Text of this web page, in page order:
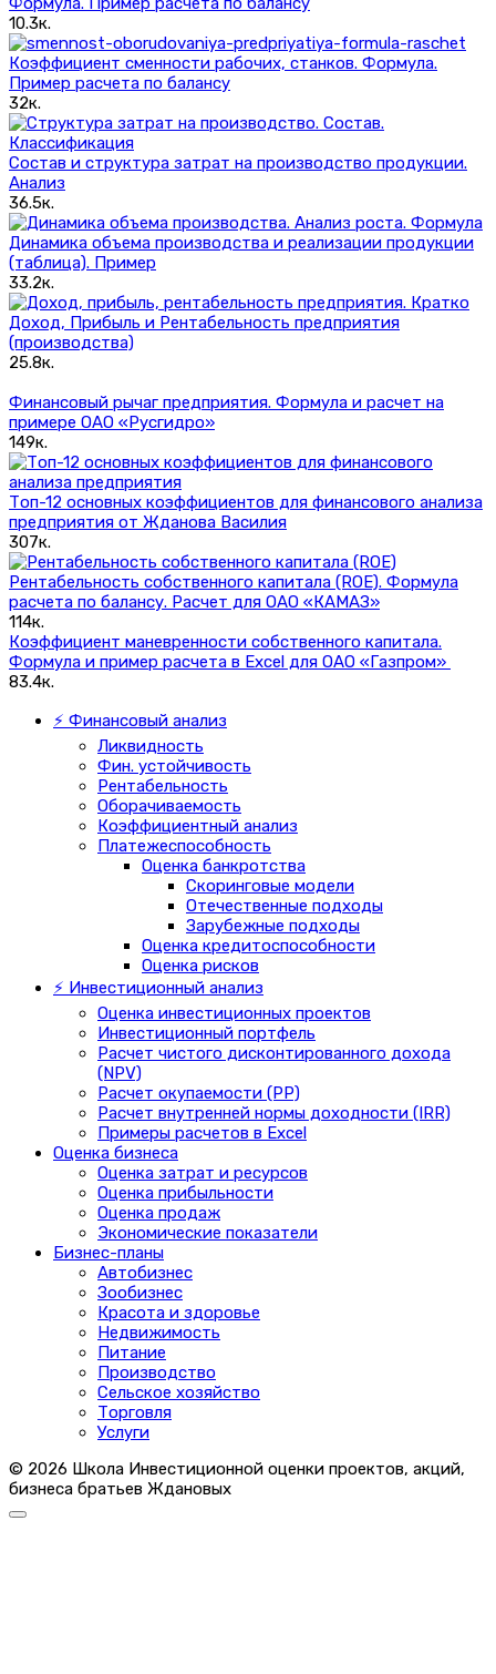
10.3к.
Коэффициент сменности рабочих, станков. Формула.
Пример расчета по балансу
32к.
Состав и структура затрат на производство продукции.
Анализ
36.5к.
Динамика объема производства и реализации продукции
(таблица). Пример
33.2к.
Доход, Прибыль и Рентабельность предприятия
(производства)
25.8к.
Финансовый рычаг предприятия. Формула и расчет на
примере ОАО «Русгидро»
149к.
Топ-12 основных коэффициентов для финансового анализа
предприятия от Жданова Василия
307к.
Рентабельность собственного капитала (ROE). Формула
расчета по балансу. Расчет для ОАО «КАМАЗ»
114к.
Коэффициент маневренности собственного капитала.
Формула и пример расчета в Excel для ОАО «Газпром»
83.4к.
⚡ Финансовый анализ
Ликвидность
Фин. устойчивость
Рентабельность
Оборачиваемость
Коэффициентный анализ
Платежеспособность
Оценка банкротства
Скоринговые модели
Отечественные подходы
Зарубежные подходы
Оценка кредитоспособности
Оценка рисков
⚡ Инвестиционный анализ
Оценка инвестиционных проектов
Инвестиционный портфель
Расчет чистого дисконтированного дохода
(NPV)
Расчет окупаемости (PP)
Расчет внутренней нормы доходности (IRR)
Примеры расчетов в Excel
Оценка бизнеса
Оценка затрат и ресурсов
Оценка прибыльности
Оценка продаж
Экономические показатели
Бизнес-планы
Автобизнес
Зообизнес
Красота и здоровье
Недвижимость
Питание
Производство
Сельское хозяйство
Торговля
Услуги
© 2026 Школа Инвестиционной оценки проектов, акций,
бизнеса братьев Ждановых